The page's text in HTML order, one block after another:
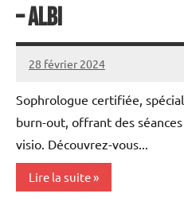
– Albi
28 février 2024
annuairecoaching
Sophrologue certifiée,
burn-out, offrant des
visio. Découvrez-vous...
Lire la suite